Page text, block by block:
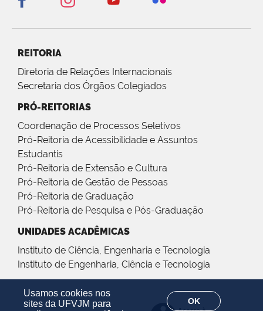
Usamos cookies nos
sites da UFVJM para
OK
REITORIA
Diretoria de Relações Internacionais
Secretaria dos Órgãos Colegiados
PRÓ-REITORIAS
Coordenação de Processos Seletivos
Pró-Reitoria de Acessibilidade e Assuntos
Estudantis
Pró-Reitoria de Extensão e Cultura
Pró-Reitoria de Gestão de Pessoas
Pró-Reitoria de Graduação
Pró-Reitoria de Pesquisa e Pós-Graduação
UNIDADES ACADÊMICAS
Instituto de Ciência, Engenharia e Tecnologia
Instituto de Engenharia, Ciência e Tecnologia